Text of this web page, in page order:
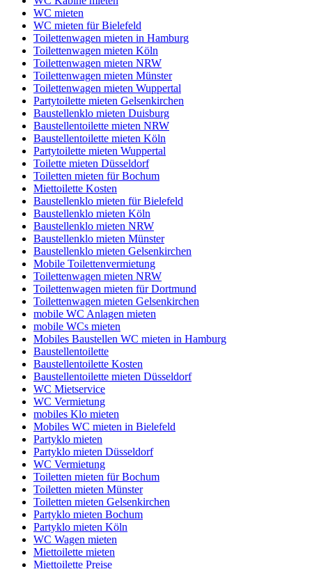
WC mieten
WC mieten für Bielefeld
Toilettenwagen mieten in Hamburg
Toilettenwagen mieten Köln
Toilettenwagen mieten NRW
Toilettenwagen mieten Münster
Toilettenwagen mieten Wuppertal
Partytoilette mieten Gelsenkirchen
Baustellenklo mieten Duisburg
Baustellentoilette mieten NRW
Baustellentoilette mieten Köln
Partytoilette mieten Wuppertal
Toilette mieten Düsseldorf
Toiletten mieten für Bochum
Miettoilette Kosten
Baustellenklo mieten für Bielefeld
Baustellenklo mieten Köln
Baustellenklo mieten NRW
Baustellenklo mieten Münster
Baustellenklo mieten Gelsenkirchen
Mobile Toilettenvermietung
Toilettenwagen mieten NRW
Toilettenwagen mieten für Dortmund
Toilettenwagen mieten Gelsenkirchen
mobile WC Anlagen mieten
mobile WCs mieten
Mobiles Baustellen WC mieten in Hamburg
Baustellentoilette
Baustellentoilette Kosten
Baustellentoilette mieten Düsseldorf
WC Mietservice
WC Vermietung
mobiles Klo mieten
Mobiles WC mieten in Bielefeld
Partyklo mieten
Partyklo mieten Düsseldorf
WC Vermietung
Toiletten mieten für Bochum
Toiletten mieten Münster
Toiletten mieten Gelsenkirchen
Partyklo mieten Bochum
Partyklo mieten Köln
WC Wagen mieten
Miettoilette mieten
Miettoilette Preise